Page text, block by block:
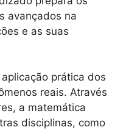
avançados na
e as suas
prática dos
reais. Através
a matemática
disciplinas, como